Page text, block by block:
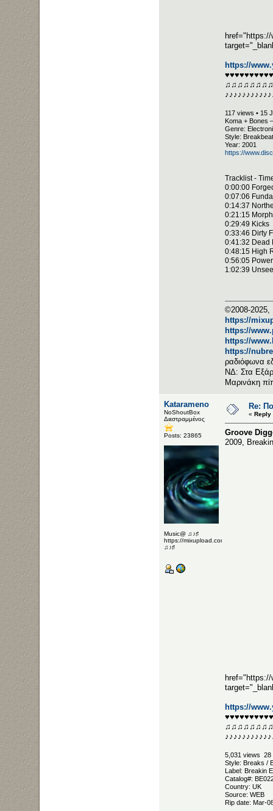
https://
117 views • 15
Koma + Bones
Genre:
Style:
Year: 2001
https://
Tracklist -
0:00:00
0:07:06
0:14:37
0:21:15
0:29:49 Kicks
0:33:46 Dirty
0:41:32 Dead
0:48:15 High
0:56:05
1:02:39
©2008-2025,
https://
https://
https://
https://
ραδιόφωνα
ΝΔ: Στα
Μαρινάκη
Katarameno
NoShoutBox
Διεστραμμένος
Posts: 23865
Music@ ♫♪♯
https://mixupload.com/u/Katarameno/
♫♪♯
Re:
« Reply
Groove
2009,
https://
5,031 views 28
Style: Breaks /
Label: Breakin
Catalog#:
Country: UK
Source: WEB
Rip date: Mar-